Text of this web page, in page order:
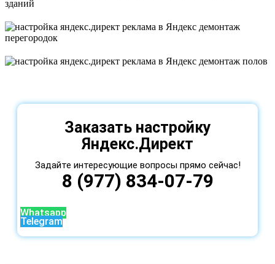
Заказать настройку
Яндекс.Директ
Задайте интересующие вопросы прямо сейчас!
8 (977) 834-07-79
Whatsapp
Telegram